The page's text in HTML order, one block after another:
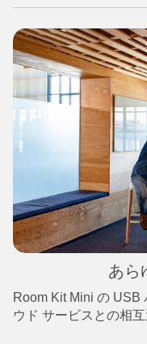
あら
Room Kit Mini の USB
ウド サービスとの相